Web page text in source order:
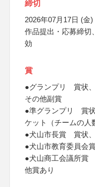
締切
2026年07月17日 (金)
作品提出・応募締
効
賞
●グランプリ 賞状、
その他副賞
●準グランプリ 賞
ケット（チームの人
●犬山市長賞 賞状
●犬山市教育委員会
●犬山商工会議所賞
他賞あり